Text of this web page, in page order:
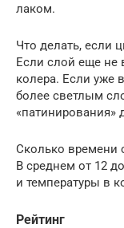
лаком.
Что делать, если
Если слой еще не
колера. Если уже
более светлым
«патинирования»
Сколько времени
В среднем от 12
и температуры в
Рейтинг